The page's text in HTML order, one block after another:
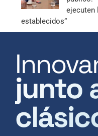
ejecuten
establecidos”
junto